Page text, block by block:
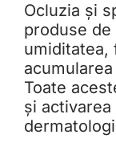
Ocluzia și
produse de
umiditatea,
Toate
și